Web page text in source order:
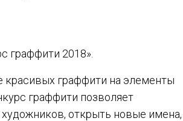
граффити 2018».
красивых граффити на элементы
граффити позволяет
открыть новые имена,